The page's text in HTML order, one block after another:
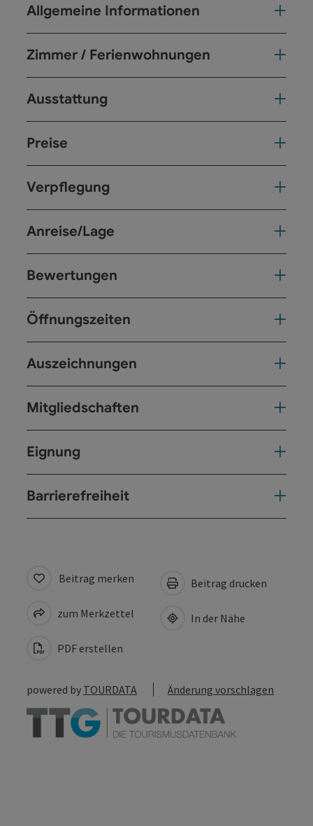
Allgemeine Informationen
Zimmer / Ferienwohnungen
Ausstattung
Preise
Verpflegung
Anreise/Lage
Bewertungen
Öffnungszeiten
Auszeichnungen
Mitgliedschaften
Eignung
Barrierefreiheit
Beitrag merken
zum Merkzettel
PDF erstellen
Beitrag drucken
In der Nähe
powered by TOURDATA Änderung vorschlagen